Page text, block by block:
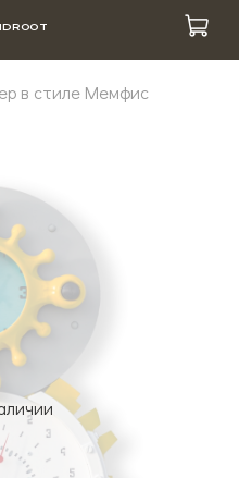
в стиле Мемфис